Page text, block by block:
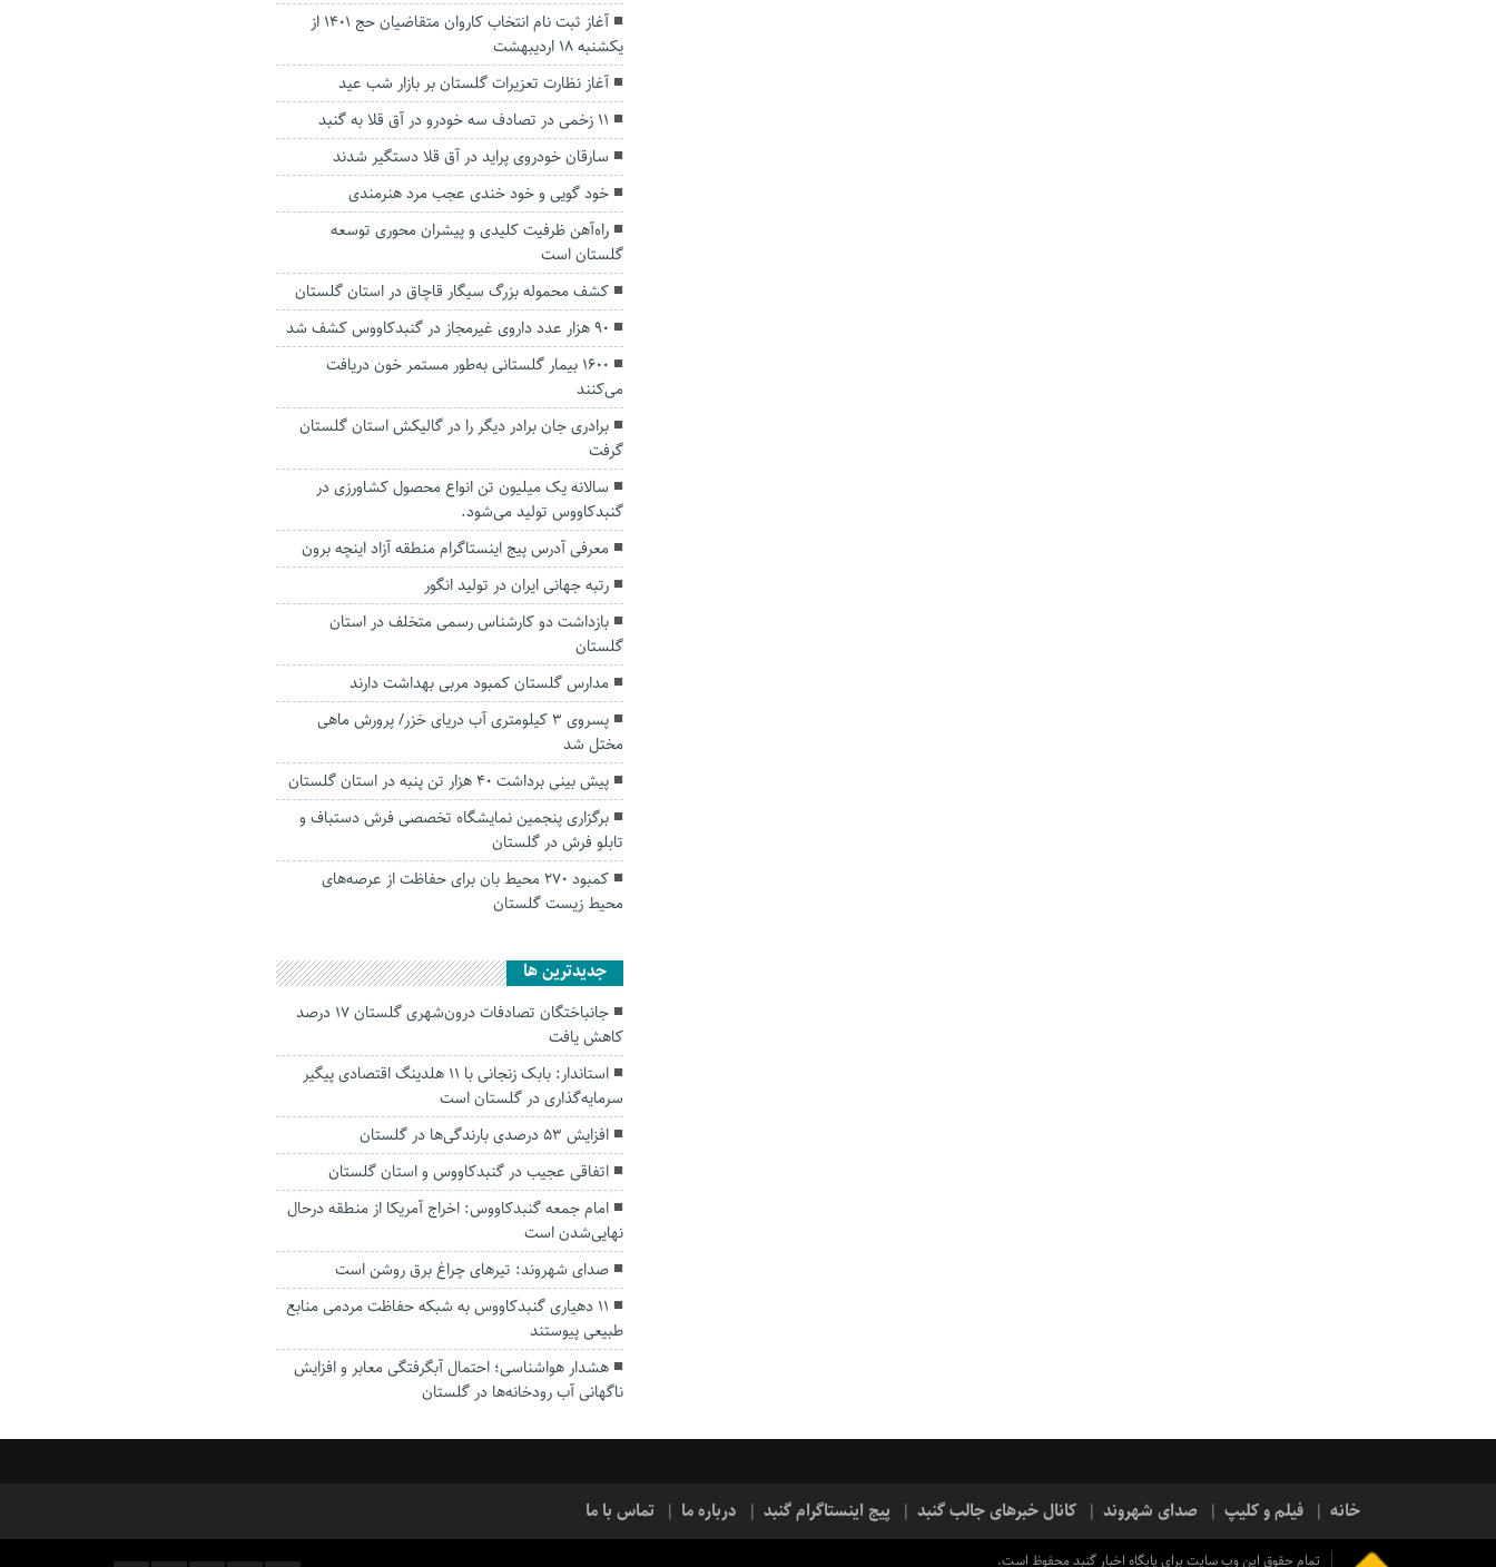
آغاز ثبت نام انتخاب کاروان متقاضیان حج ۱۴۰۱ از
یکشنبه ۱۸ اردیبهشت
آغاز نظارت تعزیرات گلستان بر بازار شب عید
۱۱ زخمی در تصادف سه خودرو در آق قلا به گنبد
سارقان خودروی پراید در آق قلا دستگیر شدند
خود گویی و خود خندی عجب مرد هنرمندی
راه‌آهن ظرفیت کلیدی و پیشران‌ محوری توسعه
گلستان است
کشف محموله بزرگ سیگار قاچاق در استان گلستان
۹۰ هزار عدد داروی غیرمجاز در گنبدکاووس کشف شد
۱۶۰۰ بیمار گلستانی به‌طور مستمر خون دریافت
می‌کنند
برادری جان برادر دیگر را در گالیکش استان گلستان
گرفت
سالانه یک میلیون تن انواع محصول کشاورزی در
گنبدکاووس تولید می‌شود.
معرفی آدرس پیج اینستاگرام منطقه آزاد اینچه برون
رتبه جهانی ایران در تولید انگور
بازداشت دو کارشناس رسمی متخلف در استان
گلستان
مدارس گلستان کمبود مربی بهداشت دارند
پسروی ۳ کیلومتری آب دریای خزر/ پرورش ماهی
مختل شد
پیش بینی برداشت ۴۰ هزار تن پنبه در استان گلستان
برگزاری پنجمین نمایشگاه تخصصی فرش دستباف و
تابلو فرش در گلستان
کمبود ۲۷۰ محیط بان برای حفاظت از عرصه‌های
محیط زیست گلستان
جديدترين ها
جانباختگان تصادفات درون‌شهری گلستان ۱۷ درصد
کاهش یافت
استاندار: بابک زنجانی با ۱۱ هلدینگ اقتصادی پیگیر
سرمایه‌گذاری در گلستان است
افزایش ۵۳ درصدی بارندگی‌ها در گلستان
اتفاقی عجیب در‌ گنبدکاووس و استان گلستان
امام جمعه گنبدکاووس: اخراج آمریکا از منطقه درحال
نهایی‌شدن است
صدای شهروند: تیرهای چراغ برق روشن است
۱۱ دهیاری گنبدکاووس به شبکه حفاظت مردمی منابع
طبیعی پیوستند
هشدار هواشناسی؛ احتمال آبگرفتگی معابر و افزایش
ناگهانی آب رودخانه‌ها در گلستان
خانه فیلم و کلیپ صدای شهروند کانال خبرهای جالب گنبد پیج اینستاگرام گنبد درباره ما تماس با ما
تمام حقوق این وب سایت برای پایگاه اخبار گنبد محفوظ است.